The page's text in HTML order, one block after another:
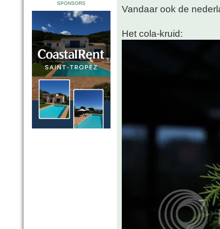
SPONSORS
Vandaar ook de
Het cola-kruid: